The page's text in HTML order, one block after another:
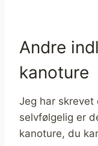
Andre
kanoture
Jeg har
selvfølgelig er
kanoture, du